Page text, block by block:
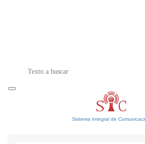
Sistema Integral de